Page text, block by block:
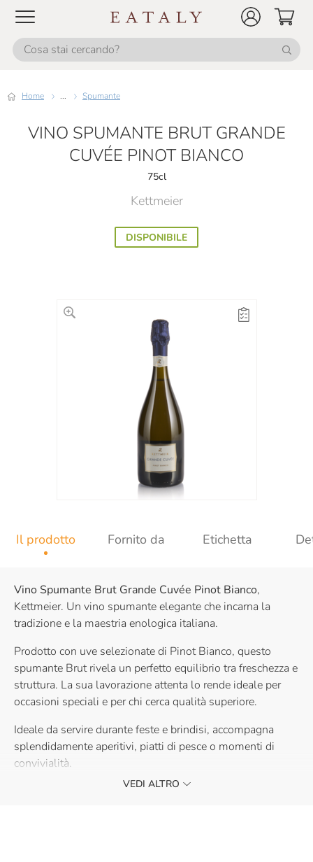
Home ... Spumante
VINO SPUMANTE BRUT GRANDE
CUVÉE PINOT BIANCO
75cl
Kettmeier
DISPONIBILE
Il prodotto Fornito da Etichetta
Vino Spumante Brut Grande Cuvée Pinot Bianco,
Kettmeier. Un vino spumante elegante che incarna la
tradizione e la maestria enologica italiana.
Prodotto con uve selezionate di Pinot Bianco, questo
spumante Brut rivela un perfetto equilibrio tra freschezza e
struttura. La sua lavorazione attenta lo rende ideale per
occasioni speciali e per chi cerca qualità superiore.
Ideale da servire durante feste e brindisi, accompagna
splendidamente aperitivi, piatti di pesce o momenti di
convivialità.
L’annata indicata in etichetta potrebbe non corrispondere a
VEDI ALTRO